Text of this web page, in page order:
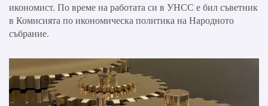
икономист. По време на работата си в УНСС е бил съветник
в Комисията по икономическа политика на Народното
събрание.